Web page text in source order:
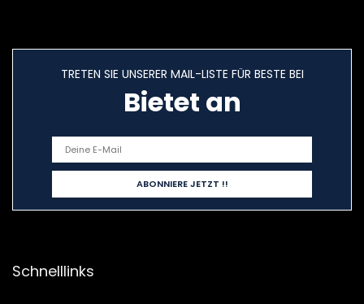
TRETEN SIE UNSERER MAIL-LISTE FÜR BESTE BEI
Bietet an
Schnelllinks